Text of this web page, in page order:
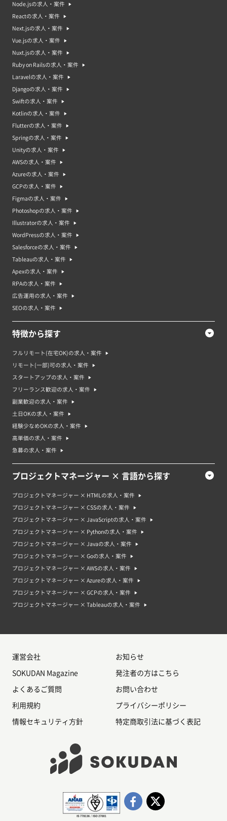
プロジェクトマネージャーの年収中央値・年収平均値
中央値：910万円｜平均値：941万円
プロジェクトマネージャーってどんな仕事？プロジェクトマネージャ
ー案件・求人の特徴
理する人です。そのプロジェクトを成功させるために、プロジェクトマネジ
ャーはチームのスケジュールや予算、リソースを管理し、プロジェクトのス
ーは、プロジェクトのステークホルダーやステークホルダーの間の溝を埋め
る役割も持っています。プロジェクトマネジャーの案件や求人は、さまざま
件や求人の特徴は業界や業種によって異なります。プロジェクト単位での募
集になるので、案件の期間が決まっているものが多いです。
ージャーのニーズ
プロジェクトマネジャーの求人市場は、多くの企業がデジタルトランスフォ
るため、需要が高まっています。また、プロジェクトマネジャーは、業界や
企業規模によっても求人の状況が異なりますが、一般的には、スキルや経験
は、多様なスキルを持っているため、転職しやすい職種としても人気があり
ます。プロジェクトマネジャーは、プロジェクトを達成するために必要なリ
ることが求められます。プロジェクトマネジャーは、スケジュールの管理、
コミュニケーションの維持、リスクの管理、問題解決などを行います。ま
バーと協力し、適切な戦略を立案することも求められます。
プロジェクトマネジャーの案件・求人で求められるスキルは以下の通りで
・チームマネジメント能力
・問題解決能力
・リスク管理能力
・ビジネスの戦略や目標の理解
・プロジェクトのレポート作成能力
・クライアントやステークホルダーとの協力や調整能力
プロジェクトマネージャーのスキルを高める勉強方法・資格
に付ける必要があります。まずはプロジェクトマネジメントの基礎知識を学
ぶことから始めましょう。そのためには、プロジェクトマネジメントの資格
営する経験を積むことも重要です。実際の現場で問題が起きたときの対応
リーダーシップ能力も必要となります。そのためには、研修やセミナーなど
で学ぶことができます。
プロジェクトマネージャー案件は未経験でも応募できる？
はい、プロジェクトマネジャーの案件には未経験者でも応募することができ
と専門知識が必要とされます。そのため、未経験の方が応募する場合は、専
門的なスキルや知識を積んでおくことが大切です。また、プロジェクトマネ
は、トレーニングや認定試験などの準備が必要です。
プロジェクトマネージャー案件・求人の将来性やプロジェクトマネー
プロジェクトマネジャーとしての案件や求人は、将来的に需要があると考え
も需要があると考えられます。プロジェクトマネジャーのキャリアパスは、
ントリーレベルのポジションからスタートします。その後、プロジェクトリ
ーダーやプロジェクトマネージャーとしての経験を積むことで、上司からの
信頼を得ることができます。さらに長いキャリアを積むことで、プロジェク
できます。
プロジェクトマネージャー案件・求人のよくある質問
マネジャーの採用が進んでいます。
Q.どのようなプロジェクトを担当するのか？
A.案件によってプロジェクトの内容はさまざまです。システムやアプリの開
Q.プロジェクトマネジャーとして必要なスキルは何か？
A.プロジェクトマネジャーは、スケジュールの管理、コミュニケーションの
維持、リスクの管理、問題解決能力が必要です。
Node.jsの求人・案件
Reactの求人・案件
Next.jsの求人・案件
Vue.jsの求人・案件
Nuxt.jsの求人・案件
Ruby on Railsの求人・案件
Laravelの求人・案件
Djangoの求人・案件
Swiftの求人・案件
Kotlinの求人・案件
Flutterの求人・案件
Springの求人・案件
Unityの求人・案件
AWSの求人・案件
Azureの求人・案件
GCPの求人・案件
Figmaの求人・案件
Photoshopの求人・案件
Illustratorの求人・案件
WordPressの求人・案件
Salesforceの求人・案件
Tableauの求人・案件
Apexの求人・案件
RPAの求人・案件
広告運用の求人・案件
SEOの求人・案件
特徴から探す
フルリモート(在宅OK)の求人・案件
リモート(一部)可の求人・案件
スタートアップの求人・案件
フリーランス歓迎の求人・案件
副業歓迎の求人・案件
土日OKの求人・案件
経験少なめOKの求人・案件
高単価の求人・案件
急募の求人・案件
プロジェクトマネージャー × 言語から探す
プロジェクトマネージャー × HTMLの求人・案件
プロジェクトマネージャー × CSSの求人・案件
プロジェクトマネージャー × JavaScriptの求人・案件
プロジェクトマネージャー × Pythonの求人・案件
プロジェクトマネージャー × Javaの求人・案件
プロジェクトマネージャー × Goの求人・案件
プロジェクトマネージャー × AWSの求人・案件
プロジェクトマネージャー × Azureの求人・案件
プロジェクトマネージャー × GCPの求人・案件
プロジェクトマネージャー × Tableauの求人・案件
運営会社 お知らせ
SOKUDAN Magazine 発注者の方はこちら
よくあるご質問 お問い合わせ
利用規約 プライバシーポリシー
情報セキュリティ方針 特定商取引法に基づく表記